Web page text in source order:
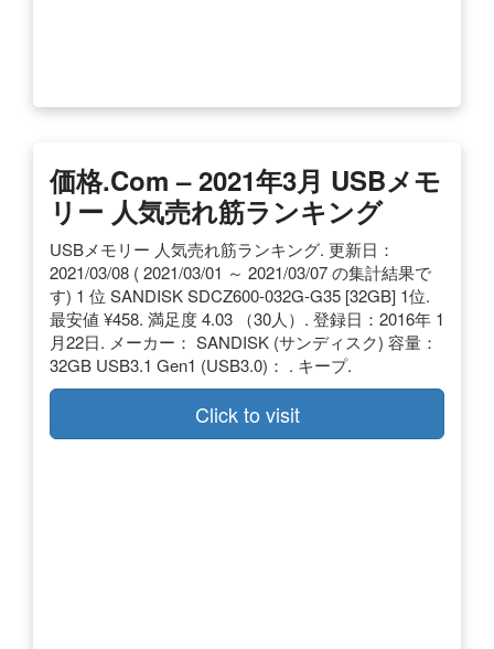
価格.com – 2021年3月 USBメモ
リー 人気売れ筋ランキング
USBメモリー 人気売れ筋ランキング. 更新日：
2021/03/08 ( 2021/03/01 ～ 2021/03/07 の集計結果で
す) 1 位 SANDISK SDCZ600-032G-G35 [32GB] 1位.
最安値 ¥458. 満足度 4.03 （30人）. 登録日：2016年 1
月22日. メーカー： SANDISK (サンディスク) 容量：
32GB USB3.1 Gen1 (USB3.0)： . キープ.
Click to visit